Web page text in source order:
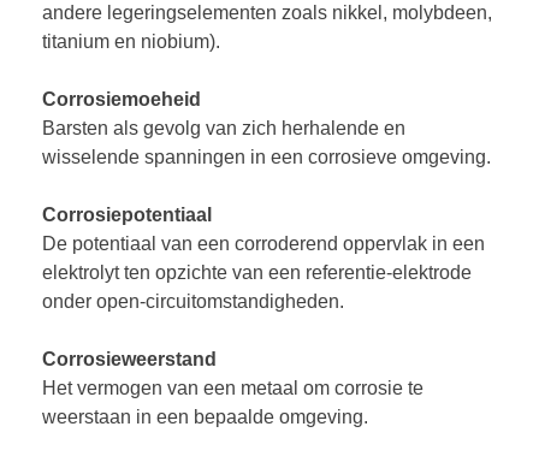
andere legeringselementen zoals nikkel, molybdeen,
titanium en niobium).
Corrosiemoeheid
Barsten als gevolg van zich herhalende en
wisselende spanningen in een corrosieve omgeving.
Corrosiepotentiaal
De potentiaal van een corroderend oppervlak in een
elektrolyt ten opzichte van een referentie-elektrode
onder open-circuitomstandigheden.
Corrosieweerstand
Het vermogen van een metaal om corrosie te
weerstaan in een bepaalde omgeving.